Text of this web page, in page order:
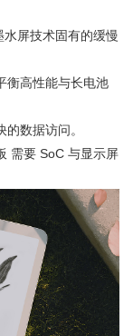
屏技术固有的缓慢
高性能与长电池
数据访问。
需要 SoC 与显示屏